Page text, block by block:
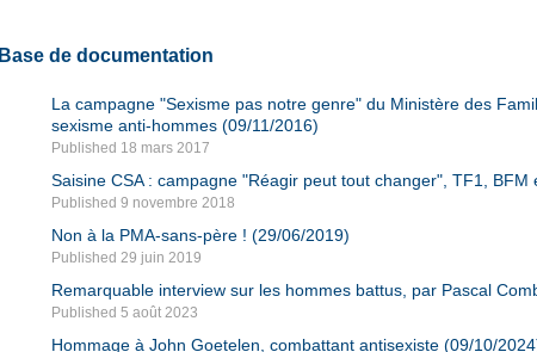
Base de documentation
La campagne "Sexisme pas notre genre" du Ministère des
sexisme anti-hommes (09/11/2016)
Published 18 mars 2017
Saisine CSA : campagne "Réagir peut tout changer", TF1,
Published 9 novembre 2018
Non à la PMA-sans-père ! (29/06/2019)
Published 29 juin 2019
Remarquable interview sur les hommes battus, par Pascal
Published 5 août 2023
Hommage à John Goetelen, combattant antisexiste (09/10/